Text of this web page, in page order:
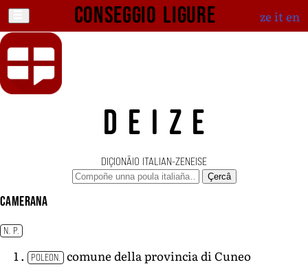
Conseggio ligure ze iten
DEIZE
DIÇIONÄIO ITALIAN-ZENEISE
Çercâ
Camerana
N. P.
POLEON.
comune della provincia di Cuneo